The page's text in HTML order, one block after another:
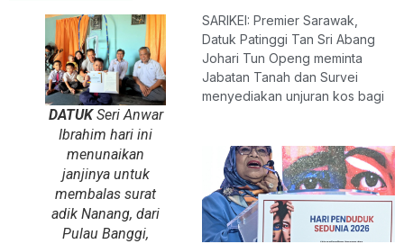
DATUKSeri Anwar
Ibrahim hari ini
menunaikan
janjinya untuk
membalas surat
adik Nanang, dari
Pulau Banggi,
SARIKEI: Premier Sarawak,
Datuk Patinggi Tan Sri Abang
Johari Tun Openg meminta
Jabatan Tanah dan Survei
menyediakan unjuran kos bagi